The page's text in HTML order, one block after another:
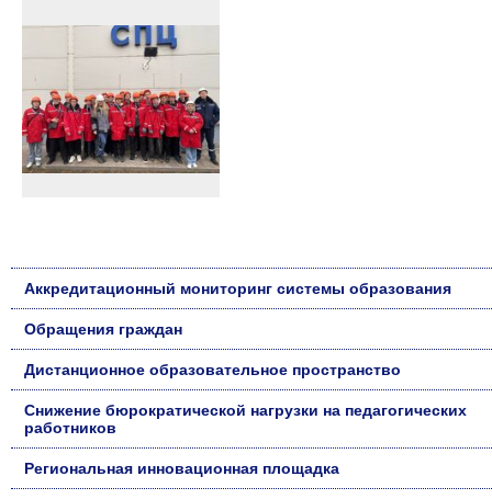
Аккредитационный мониторинг системы образования
Обращения граждан
Дистанционное образовательное пространство
Снижение бюрократической нагрузки на педагогических
работников
Региональная инновационная площадка